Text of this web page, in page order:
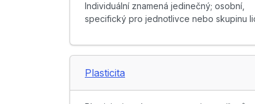
Individuální znamená jedinečný; osobní,
specifický pro jednotlivce nebo skupinu
Plasticita